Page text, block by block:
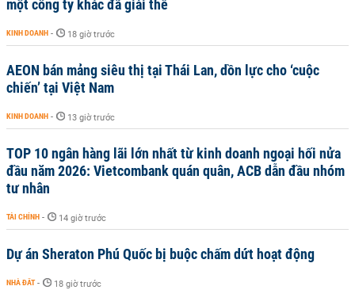
một công ty khác đã giải thể
KINH DOANH - 18 giờ trước
AEON bán mảng siêu thị tại Thái Lan, dồn lực cho ‘cuộc
chiến’ tại Việt Nam
KINH DOANH - 13 giờ trước
TOP 10 ngân hàng lãi lớn nhất từ kinh doanh ngoại hối nửa
đầu năm 2026: Vietcombank quán quân, ACB dẫn đầu nhóm
tư nhân
TÀI CHÍNH - 14 giờ trước
Dự án Sheraton Phú Quốc bị buộc chấm dứt hoạt động
NHÀ ĐẤT - 18 giờ trước